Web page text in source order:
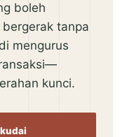
boleh
tanpa
mengurus
kunci.